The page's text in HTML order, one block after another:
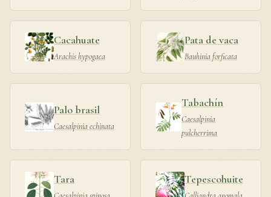
Cacahuate
Arachis hypogaea
Pata de vaca
Bauhinia forficata
Palo brasil
Caesalpinia echinata
Tabachín
Caesalpinia
pulcherrima
Tara Tepescohuite